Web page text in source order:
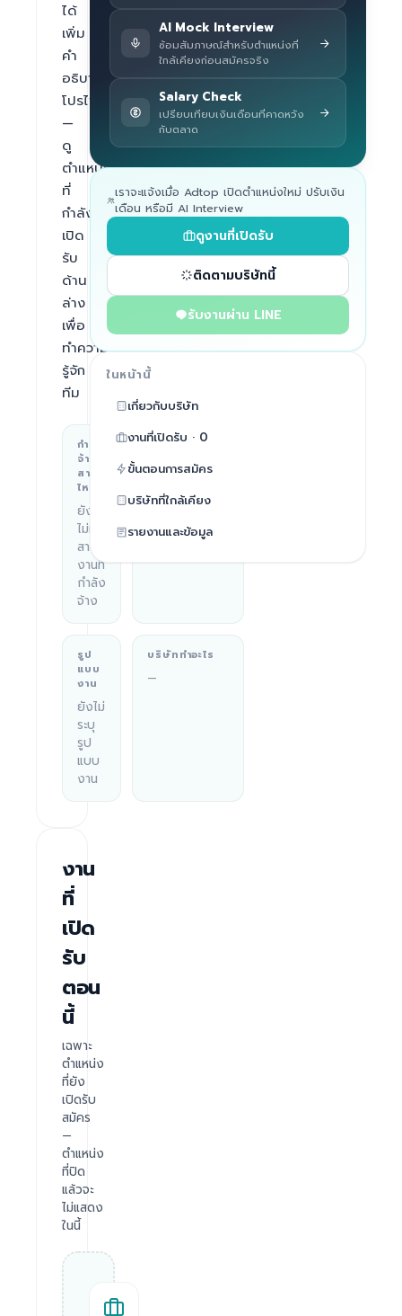
ได้
เพิ่ม
คำ
อธิบาย
โปรไฟล์
—
ดู
ตำแหน่ง
ที่
กำลัง
เปิด
รับ
ด้าน
ล่าง
เพื่อ
ทำความ
รู้จัก
ทีม
กำลัง
จ้าง
สาย
ไหน
ยัง
ไม่มี
สาย
งานที่
กำลัง
จ้าง
สถานที่ทำงาน
Ho Chi
Minh
City,
Vietnam
รูป
แบบ
งาน
ยังไม่
ระบุ
รูป
แบบ
งาน
บริษัททำอะไร
—
งาน
ที่
เปิด
รับ
ตอน
นี้
เฉพาะ
ตำแหน่ง
ที่ยัง
เปิดรับ
สมัคร
—
ตำแหน่ง
ที่ปิด
แล้วจะ
ไม่แสดง
ในนี้
AI Mock Interview
ซ้อมสัมภาษณ์สำหรับตำแหน่งที่
ใกล้เคียงก่อนสมัครจริง
Salary Check
เปรียบเทียบเงินเดือนที่คาดหวัง
กับตลาด
เราจะแจ้งเมื่อ Adtop เปิดตำแหน่งใหม่ ปรับเงิน
เดือน หรือมี AI Interview
ดูงานที่เปิดรับ
ติดตามบริษัทนี้
รับงานผ่าน LINE
ในหน้านี้
เกี่ยวกับบริษัท
งานที่เปิดรับ · 0
ขั้นตอนการสมัคร
บริษัทที่ใกล้เคียง
รายงานและข้อมูล